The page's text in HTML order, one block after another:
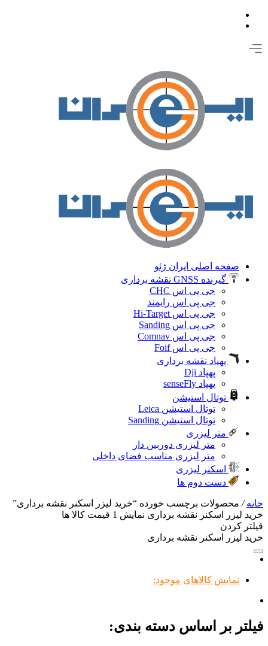
صفحه اصلی ایران ژئو
گیرنده GNSS نقشه برداری
جی پی اس CHC
جی پی اس رایمند
جی پی اس Hi-Target
جی پی اس Sanding
جی پی اس Comnav
جی پی اس Foif
پهپاد نقشه برداری
پهپاد Dji
پهپاد senseFly
توتال استیشن
توتال استیشن Leica
توتال استیشن Sanding
متر لیزری
متر لیزری دوربین دار
متر لیزری مناسب فضای داخلی
اسکنر لیزری
دست دوم‌ ها
خانه/ محصولات برچسب خورده “خرید لیزر اسکنر نقشه برداری”
خرید لیزر اسکنر نقشه برداری نمایش 1 قیمت کالا ها
فیلتر کردن
خرید لیزر اسکنر نقشه برداری
نمایش کالاهای موجود:
فیلتر بر اساس دسته بندی: